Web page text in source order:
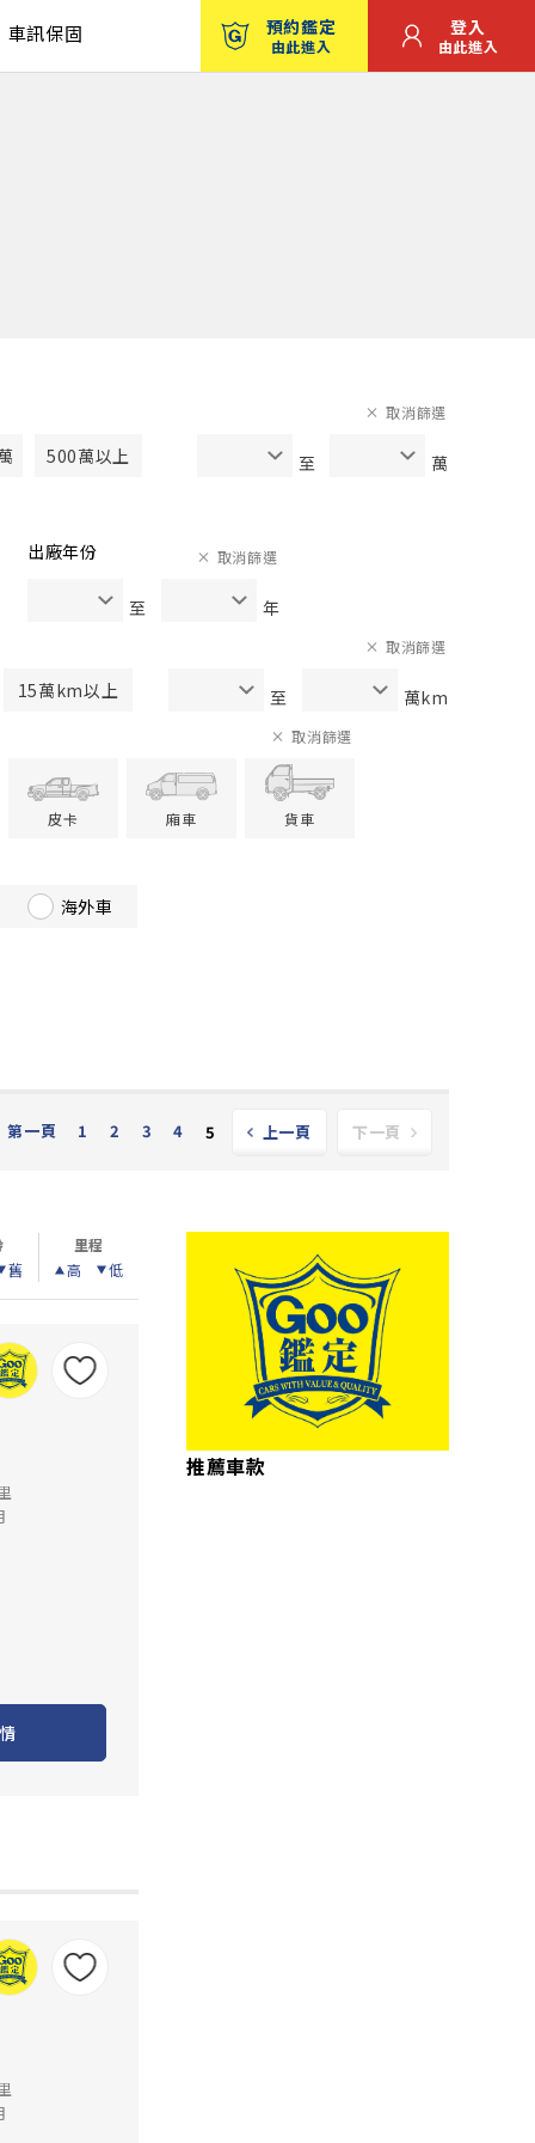
車訊保固 預約鑑定
由此進入
登入
由此進入
500萬以上 至 萬
取消篩選
出廠年份
至 年
取消篩選
15萬km以上 至 萬km
取消篩選
皮卡 廂車 貨車
取消篩選
海外車
第一頁 1 2 3 4 5 上一頁 下一頁
舊
里程
高
低
推薦車款